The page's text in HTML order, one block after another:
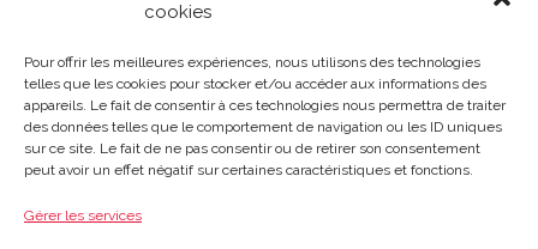
cookies
Pour offrir les meilleures expériences, nous utilisons des technologies
telles que les cookies pour stocker et/ou accéder aux informations des
appareils. Le fait de consentir à ces technologies nous permettra de traiter
des données telles que le comportement de navigation ou les ID uniques
sur ce site. Le fait de ne pas consentir ou de retirer son consentement
peut avoir un effet négatif sur certaines caractéristiques et fonctions.
Gérer les services
5
5
Gosset Matériaux 2023 © Tous droits réservés |Mentions